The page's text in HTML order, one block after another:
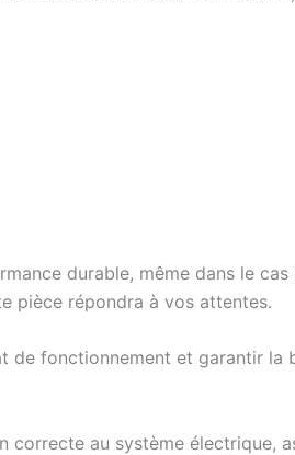
durable, même dans le cas
pièce répondra à vos attentes.
de fonctionnement et garantir la
correcte au système électrique,